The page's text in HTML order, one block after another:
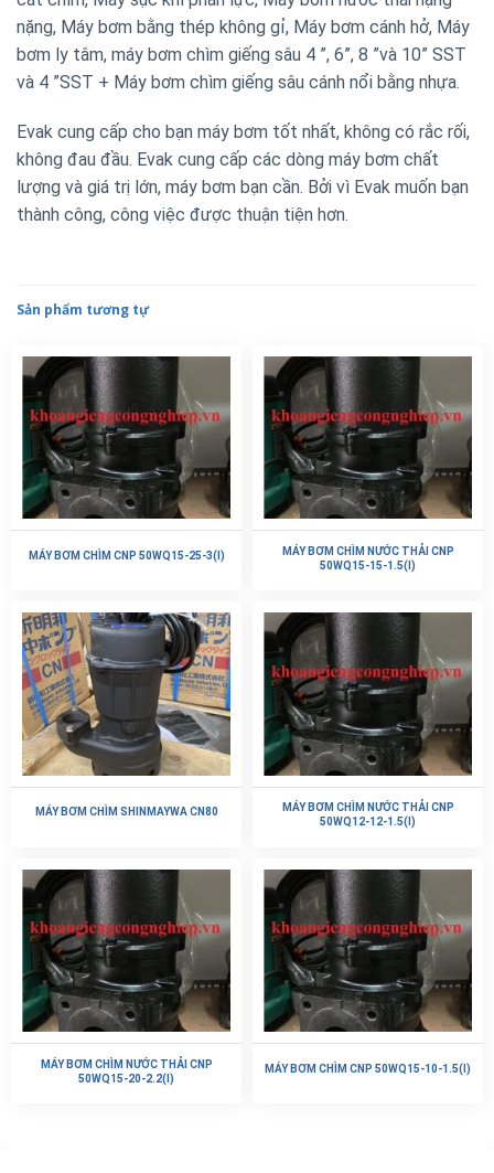
nặng, Máy bơm bằng thép không gỉ, Máy bơm cánh hở, Máy
bơm ly tâm, máy bơm chìm giếng sâu 4 ”, 6”, 8 ”và 10” SST
và 4 ”SST + Máy bơm chìm giếng sâu cánh nổi bằng nhựa.
Evak cung cấp cho bạn máy bơm tốt nhất, không có rắc rối,
không đau đầu. Evak cung cấp các dòng máy bơm chất
lượng và giá trị lớn, máy bơm bạn cần. Bởi vì Evak muốn bạn
thành công, công việc được thuận tiện hơn.
Sản phẩm tương tự
MÁY BƠM CHÌM CNP 50WQ15-25-3(I)
MÁY BƠM CHÌM NƯỚC THẢI CNP
50WQ15-15-1.5(I)
MÁY BƠM CHÌM SHINMAYWA CN80
MÁY BƠM CHÌM NƯỚC THẢI CNP
50WQ12-12-1.5(I)
MÁY BƠM CHÌM NƯỚC THẢI CNP
50WQ15-20-2.2(I)
MÁY BƠM CHÌM CNP 50WQ15-10-1.5(I)